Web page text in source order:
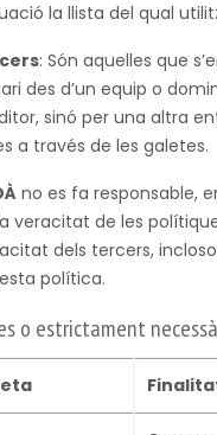
la llista del qual
: Són aquelles que
des d’un equip o
sinó per una altra
a través de les galetes.
no es fa responsable,
veracitat de les
dels tercers,
política.
o estrictament